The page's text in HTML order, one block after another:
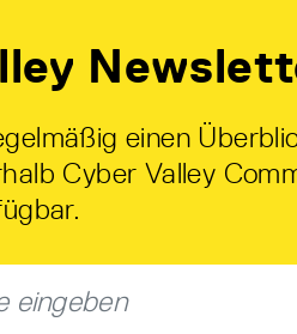
einen
Cyber Valley